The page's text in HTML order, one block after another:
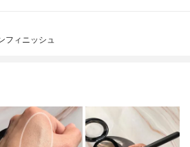
フィニッシュ